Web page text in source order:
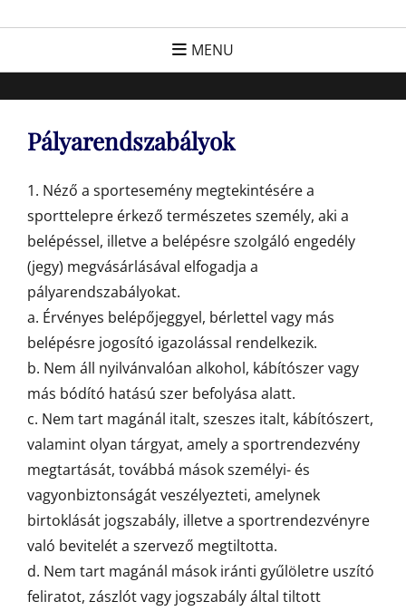
FC Hatvan
Egyesület a hatvani labdarúgásért, sportért!
MENU
Pályarendszabályok
1. Néző a sportesemény megtekintésére a
sporttelepre érkező természetes személy, aki a
belépéssel, illetve a belépésre szolgáló engedély
(jegy) megvásárlásával elfogadja a
pályarendszabályokat.
a. Érvényes belépőjeggyel, bérlettel vagy más
belépésre jogosító igazolással rendelkezik.
b. Nem áll nyilvánvalóan alkohol, kábítószer vagy
más bódító hatású szer befolyása alatt.
c. Nem tart magánál italt, szeszes italt, kábítószert,
valamint olyan tárgyat, amely a sportrendezvény
megtartását, továbbá mások személyi- és
vagyonbiztonságát veszélyezteti, amelynek
birtoklását jogszabály, illetve a sportrendezvényre
való bevitelét a szervező megtiltotta.
d. Nem tart magánál mások iránti gyűlöletre uszító
feliratot, zászlót vagy jogszabály által tiltott